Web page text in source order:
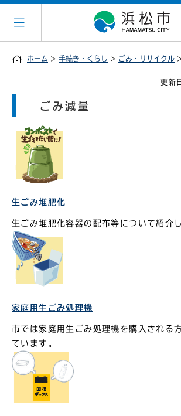
ホーム > 手続き・くらし > ごみ・リサイクル
更新
ごみ減量
生ごみ堆肥化
生ごみ堆肥化容器の配布等について紹介
家庭用生ごみ処理機
市では家庭用生ごみ処理機を購入される
ています。